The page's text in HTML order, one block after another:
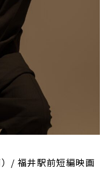
/ 福井駅前短編映画